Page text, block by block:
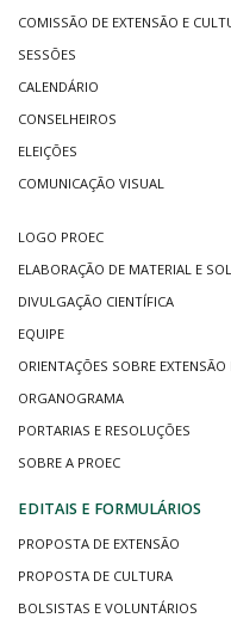
COMISSÃO DE EXTENSÃO E
SESSÕES
CALENDÁRIO
CONSELHEIROS
ELEIÇÕES
COMUNICAÇÃO VISUAL
LOGO PROEC
ELABORAÇÃO DE MATERIAL E
DIVULGAÇÃO CIENTÍFICA
EQUIPE
ORIENTAÇÕES SOBRE EXTENSÃO
ORGANOGRAMA
PORTARIAS E RESOLUÇÕES
SOBRE A PROEC
EDITAIS E FORMULÁRIOS
PROPOSTA DE EXTENSÃO
PROPOSTA DE CULTURA
BOLSISTAS E VOLUNTÁRIOS